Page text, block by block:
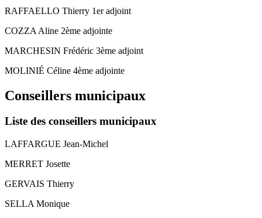
RAFFAELLO Thierry 1er adjoint
COZZA Aline 2ème adjointe
MARCHESIN Frédéric 3ème adjoint
MOLINIÉ Céline 4ème adjointe
Conseillers municipaux
Liste des conseillers municipaux
LAFFARGUE Jean-Michel
MERRET Josette
GERVAIS Thierry
SELLA Monique